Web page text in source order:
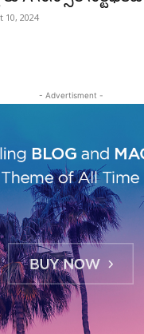
10, 2024
- Advertisment -